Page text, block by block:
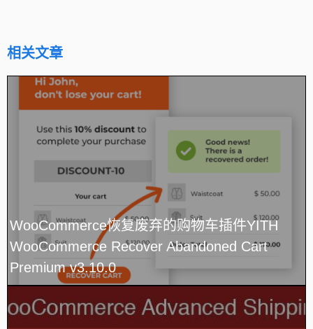
相关文章
WooCommerce恢复废弃的购物车插件YITH
WooCommerce Recover Abandoned Cart
Premium v​​3.10.0